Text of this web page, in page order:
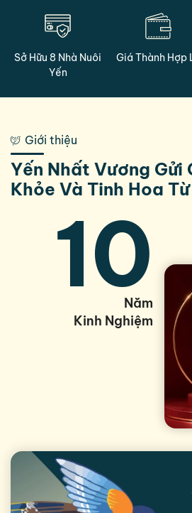
Sở Hữu 8 Nhà Nuôi
Yến
Giá Thành Hợp
Giới thiệu
Yến Nhất Vương Gửi
Khỏe Và Tinh Hoa
10
Năm
Kinh Nghiệm